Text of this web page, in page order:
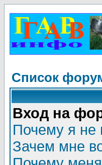
Список
Вход на
Почему я не
Зачем мне